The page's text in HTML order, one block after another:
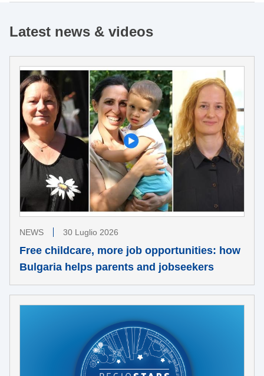
Latest news & videos
NEWS 30 Luglio 2026
Free childcare, more job opportunities: how
Bulgaria helps parents and jobseekers